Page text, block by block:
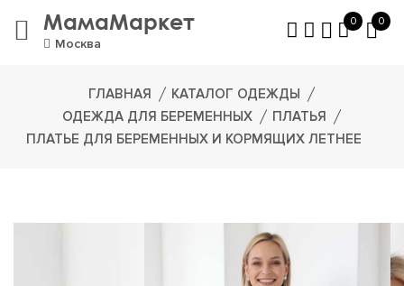
МамаМаркет
Москва
0 0
ГЛАВНАЯ
КАТАЛОГ ОДЕЖДЫ
ОДЕЖДА ДЛЯ БЕРЕМЕННЫХ
ПЛАТЬЯ
ПЛАТЬЕ ДЛЯ БЕРЕМЕННЫХ И КОРМЯЩИХ ЛЕТНЕЕ